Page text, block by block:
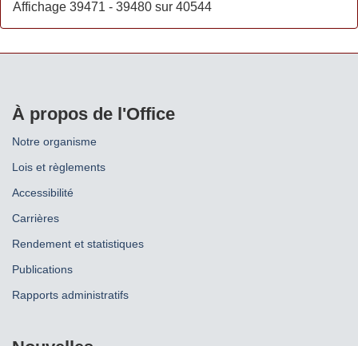
Affichage 39471 - 39480 sur 40544
À propos de l'Office
Notre organisme
Lois et règlements
Accessibilité
Carrières
Rendement et statistiques
Publications
Rapports administratifs